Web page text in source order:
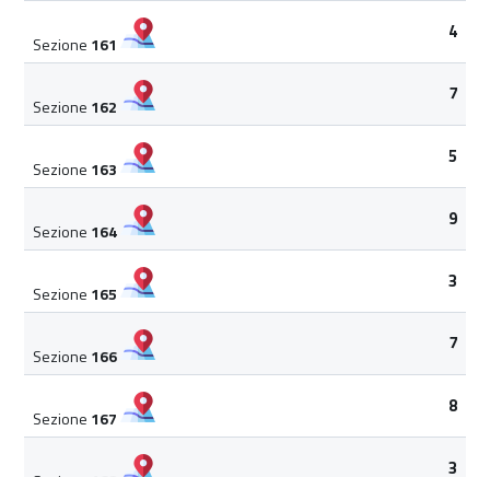
Sezione 161
4
Sezione 162
7
Sezione 163
5
Sezione 164
9
Sezione 165
3
Sezione 166
7
Sezione 167
8
3